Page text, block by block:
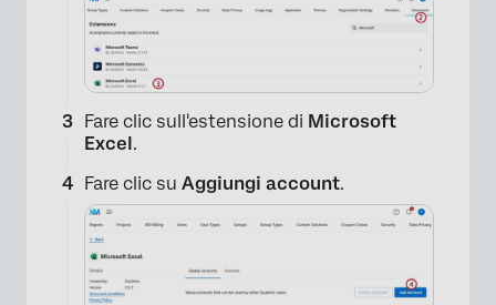
Fare clic sull'estensione di Microsoft
Excel.
Fare clic su Aggiungi account.